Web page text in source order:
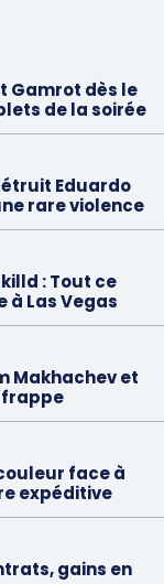
Gamrot dès le
de la soirée
Eduardo
rare violence
: Tout ce
à Las Vegas
Makhachev et
frappe
face à
expéditive
gains en